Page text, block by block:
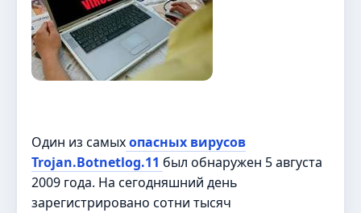
Один из самыхопасных вирусов
Trojan.Botnetlog.11 был обнаружен 5 августа
2009 года. На сегодняшний день
зарегистрировано сотни тысяч